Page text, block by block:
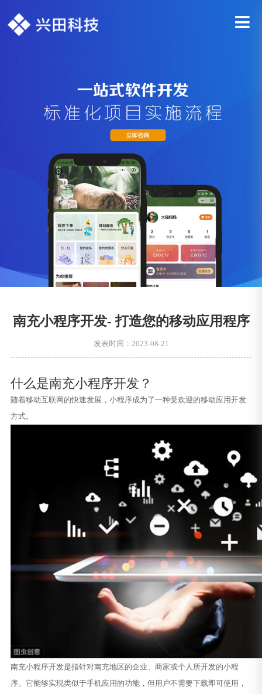
南充小程序开发- 打造您的移动应用程序
发表时间：2023-08-21
什么是南充小程序开发？
随着移动互联网的快速发展，小程序成为了一种受欢迎的移动应用开发
方式。
南充小程序开发是指针对南充地区的企业、商家或个人所开发的小程
序。它能够实现类似于手机应用的功能，但用户不需要下载即可使用，